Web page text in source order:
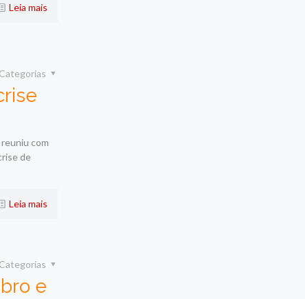
Leia mais
Categorias
com
de
Leia mais
Categorias
e